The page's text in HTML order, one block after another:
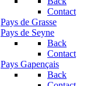
Contact
Pays de Grasse
Pays de Seyne
Back
Contact
Pays Gapençais
Back